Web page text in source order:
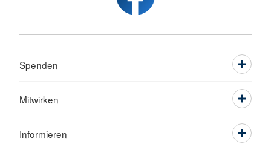
Spenden
Mitwirken
Informieren